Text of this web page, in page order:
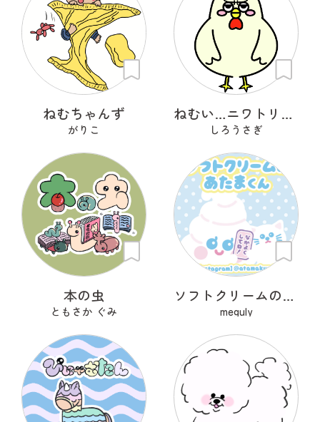
ねむちゃんず
がりこ
ねむい…ニワトリさん
しろうさぎ
本の虫
ともさか ぐみ
ソフトクリームのあたまくん
meguly